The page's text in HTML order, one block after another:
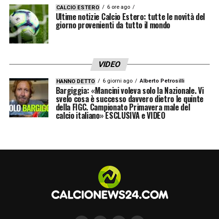
CALCIO ESTERO 6 ore ago
Ultime notizie Calcio Estero: tutte le novità del
giorno provenienti da tutto il mondo
VIDEO
HANNO DETTO 6 giorni ago Alberto Petrosilli
Bargiggia: «Mancini voleva solo la Nazionale. Vi
svelo cosa è successo davvero dietro le quinte
della FIGC. Campionato Primavera male del
calcio italiano» ESCLUSIVA e VIDEO